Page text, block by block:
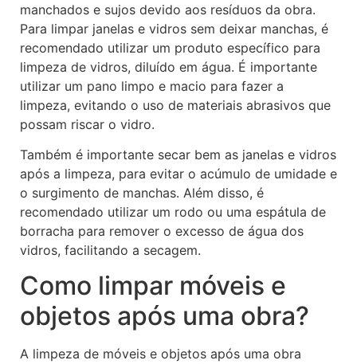
manchados e sujos devido aos resíduos da obra.
Para limpar janelas e vidros sem deixar manchas, é
recomendado utilizar um produto específico para
limpeza de vidros, diluído em água. É importante
utilizar um pano limpo e macio para fazer a
limpeza, evitando o uso de materiais abrasivos que
possam riscar o vidro.
Também é importante secar bem as janelas e vidros
após a limpeza, para evitar o acúmulo de umidade e
o surgimento de manchas. Além disso, é
recomendado utilizar um rodo ou uma espátula de
borracha para remover o excesso de água dos
vidros, facilitando a secagem.
Como limpar móveis e
objetos após uma obra?
A limpeza de móveis e objetos após uma obra